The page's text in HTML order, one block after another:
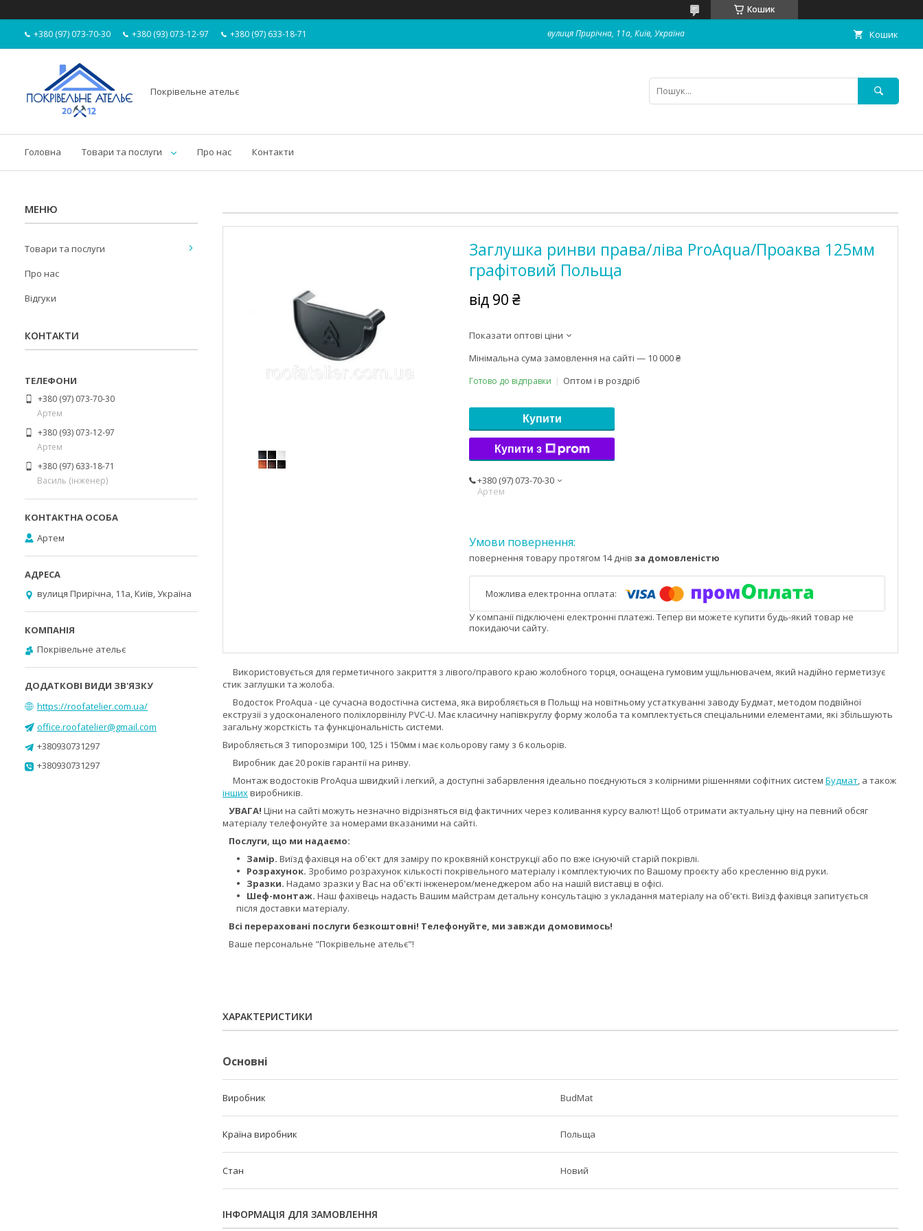
Кошик
+380 (97) 073-70-30 +380 (93) 073-12-97 +380 (97) 633-18-71 вулиця Прирічна, 11а, Київ, Україна Кошик
Покрівельне ательє
Головна Товари та послуги Про нас Контакти
Заглушка ринви права/ліва ProAqua/Проаква 125мм
графітовий Польща
від 90 ₴
Показати оптові ціни
Мінімальна сума замовлення на сайті — 10 000 ₴
Готово до відправки Оптом і в роздріб
Купити
Купити з
+380 (97) 073-70-30
Артем
повернення товару протягом 14 днів за домовленістю
У компанії підключені електронні платежі. Тепер ви можете купити будь-який товар не
покидаючи сайту.
Використовується для герметичного закриття з лівого/правого краю жолобного торця, оснащена гумовим ущільнювачем, який надійно герметизує
стик заглушки та жолоба.
Водосток ProAqua - це сучасна водостічна система, яка виробляється в Польщі на новітньому устаткуванні заводу Будмат, методом подвійної
екструзії з удосконаленого поліхлорвінілу PVC-U. Має класичну напівкруглу форму жолоба та комплектується спеціальними елементами, які збільшують
загальну жорсткість та функціональність системи.
Виробляється 3 типорозміри 100, 125 і 150мм і має кольорову гаму з 6 кольорів.
Виробник дає 20 років гарантії на ринву.
Монтаж водостоків ProAqua швидкий і легкий, а доступні забарвлення ідеально поєднуються з колірними рішеннями софітних систем Будмат, а також
іншихвиробників.
УВАГА! Ціни на сайті можуть незначно відрізняться від фактичних через коливання курсу валют! Щоб отримати актуальну ціну на певний обсяг
матеріалу телефонуйте за номерами вказаними на сайті.
Послуги, що ми надаємо:
Замір. Виїзд фахівця на об'єкт для заміру по кроквяній конструкції або по вже існуючій старій покрівлі.
Розрахунок. Зробимо розрахунок кількості покрівельного матеріалу і комплектуючих по Вашому проєкту або кресленню від руки.
Зразки. Надамо зразки у Вас на об'єкті інженером/менеджером або на нашій виставці в офісі.
Шеф-монтаж. Наш фахівець надасть Вашим майстрам детальну консультацію з укладання матеріалу на об'єкті. Виїзд фахівця запитується
після доставки матеріалу.
Всі перераховані послуги безкоштовні! Телефонуйте, ми завжди домовимось!
Ваше персональне "Покрівельне ательє"!
ХАРАКТЕРИСТИКИ
Основні
Виробник BudMat
Країна виробник Польща
Стан Новий
ІНФОРМАЦІЯ ДЛЯ ЗАМОВЛЕННЯ
Товари та послуги
Про нас
Відгуки
КОНТАКТИ
+380 (97) 073-70-30
Артем
+380 (93) 073-12-97
Артем
+380 (97) 633-18-71
Василь (інженер)
Артем
вулиця Прирічна, 11а, Київ, Україна
Покрівельне ательє
https://roofatelier.com.ua/
office.roofatelier@gmail.com
+380930731297
+380930731297